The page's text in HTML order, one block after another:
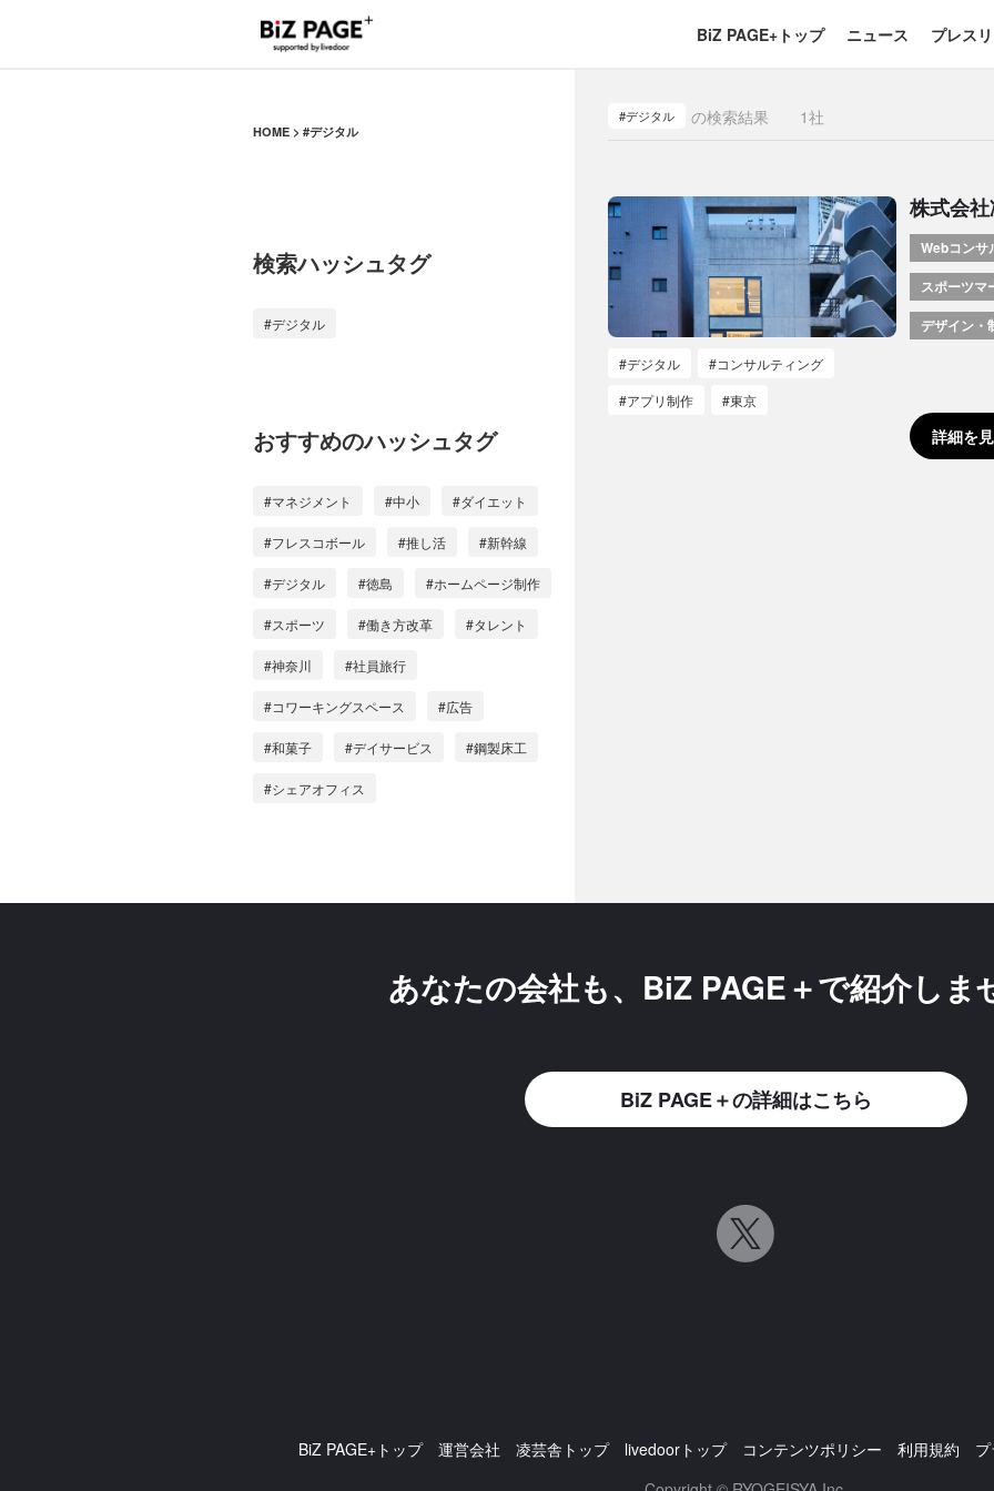
BiZ PAGE+トップ ニュース プレス
HOME #デジタル
検索ハッシュタグ
#デジタル
おすすめのハッシュタグ
#マネジメント #中小 #ダイエット
#フレスコボール #推し活 #新幹線
#デジタル #徳島 #ホームページ制作
#スポーツ #働き方改革 #タレント
#神奈川 #社員旅行
#コワーキングスペース #広告
#和菓子 #デイサービス #鋼製床工
#シェアオフィス
#デジタル の検索結果 1社
#デジタル
#コンサルティング
#アプリ制作
#東京
株式会
Webコンサ
スポーツマ
デザイン・
詳細を
あなたの会社も、 BiZ PAGE＋で紹介しま
BiZ PAGE＋の詳細はこちら
BiZ PAGE+トップ 運営会社 凌芸舎トップ livedoorトップ コンテンツポリシー 利用規約